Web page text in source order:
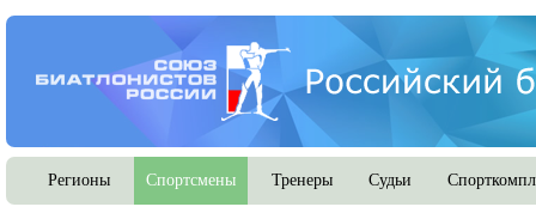
Регионы Спортсмены Тренеры Судьи